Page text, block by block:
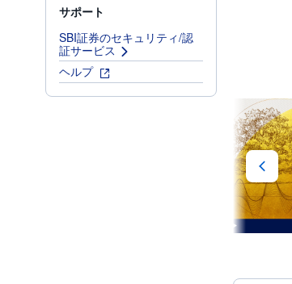
サポート
SBI証券のセキュリティ/認
証サービス
ヘルプ